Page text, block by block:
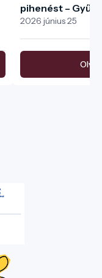
pihenést –
pecséteket az I-
2026 június 25